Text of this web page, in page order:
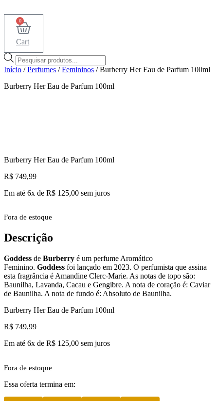
0
Cart
Pesquisar
produtos
Início /Perfumes /Femininos / Burberry Her Eau de Parfum 100ml
Burberry Her Eau de Parfum 100ml
Burberry Her Eau de Parfum 100ml
R$ 749,99
Em até 6x de R$ 125,00 sem juros
Fora de estoque
Descrição
Goddess de Burberry é um perfume Aromático
Feminino. Goddess foi lançado em 2023. O perfumista que assina
esta fragrância é Amandine Clerc-Marie. As notas de topo são:
Baunilha, Lavanda, Cacau e Gengibre. A nota de coração é: Caviar
de Baunilha. A nota de fundo é: Absoluto de Baunilha.
Burberry Her Eau de Parfum 100ml
R$ 749,99
Em até 6x de R$ 125,00 sem juros
Fora de estoque
Essa oferta termina em: